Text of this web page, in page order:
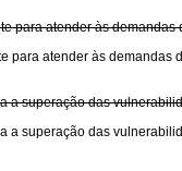
para atender às
para atender às demandas
a superação das
a superação das